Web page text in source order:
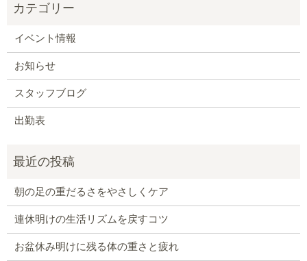
イベント情報
お知らせ
スタッフブログ
出勤表
朝の足の重だるさをやさしくケア
連休明けの生活リズムを戻すコツ
お盆休み明けに残る体の重さと疲れ